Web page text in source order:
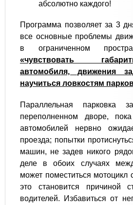
абсолютно каждого!
Программа позволяет за 3
все основные проблемы
в ограниченном
«чувствовать
автомобиля, движения
научиться ловкостям
Параллельная парковка
переполненном дворе,
автомобилей нервно
проезда; попытки
машин, не задев никого
деле в обоих случаях
может поместиться мотоцикл
это становится причиной
водителей. Избавиться от